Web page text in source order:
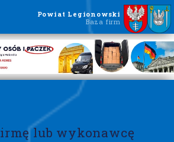
Powiat Legionowski
Baza firm
lub wykonawcę